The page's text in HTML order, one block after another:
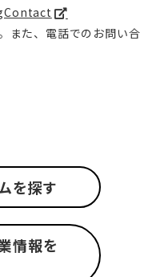
また、電話でのお問い合
を探す
情報を